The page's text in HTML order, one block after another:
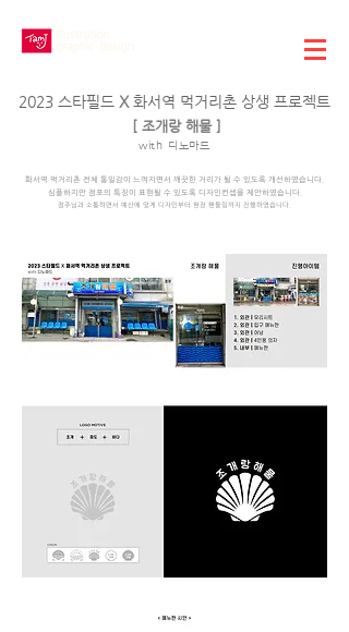
2023 스타필드 X 화서역 먹거리촌 상생 프로젝트
[ 조개랑 해물 ]
with 디노마드
화서역 먹거리촌 전체 통일감이 느껴 지면서 깨끗한 거리가 될 수 있도록 개선하였습니다.
심플하지만 점포의 특징이 표현될 수 있도록 디자인컨셉을 제안하였습니다.
점주님과 소통하면서 ​예산에 맞게 디자인부터 현장 핸들링까지 진행하였습니다.